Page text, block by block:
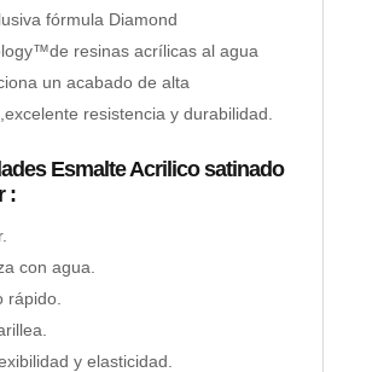
fórmula Diamond
resinas acrílicas al agua
un acabado de alta
resistencia y durabilidad.
Esmalte Acrilico satinado
:
con agua.
rápido.
y elasticidad.